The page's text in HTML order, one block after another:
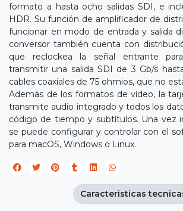
formato a hasta ocho salidas SDI, e
HDR. Su función de amplificador de
funcionar en modo de entrada y salida
conversor también cuenta con
que reclockea la señal entrante
transmitir una salida SDI de 3 Gb/s
cables coaxiales de 75 ohmios, que no
Además de los formatos de vídeo, la
transmite audio integrado y todos los
código de tiempo y subtítulos. Una vez
se puede configurar y controlar con el
para macOS, Windows o Linux.
Caracteristicas